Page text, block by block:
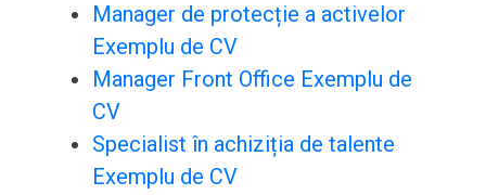
Manager de protecție a activelor
Exemplu de CV
Manager Front Office Exemplu de
CV
Specialist în achiziția de talente
Exemplu de CV